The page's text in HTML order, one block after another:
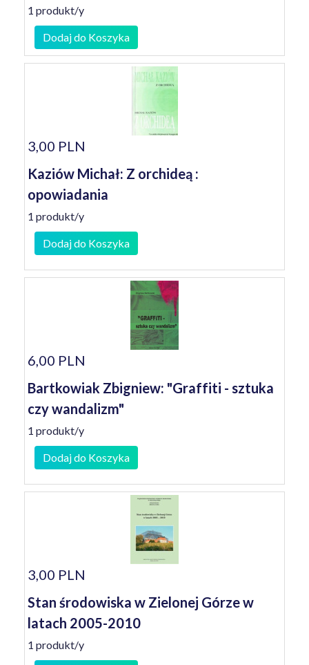
1 produkt/y
Dodaj do Koszyka
3,00 PLN
Kaziów Michał: Z orchideą :
opowiadania
1 produkt/y
Dodaj do Koszyka
6,00 PLN
Bartkowiak Zbigniew: "Graffiti - sztuka
czy wandalizm"
1 produkt/y
Dodaj do Koszyka
3,00 PLN
Stan środowiska w Zielonej Górze w
latach 2005-2010
1 produkt/y